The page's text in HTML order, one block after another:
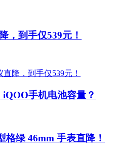
，到手仅539元！
手机电池容量？
绿 46mm 手表直降！